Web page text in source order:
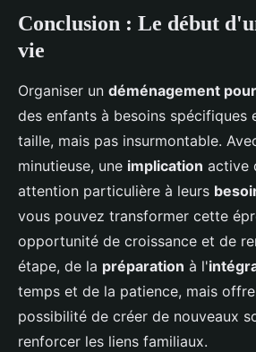
Conclusion : Le début
vie
Organiser un déménagement
des enfants à besoins spécifiques
taille, mais pas insurmontable.
minutieuse, une implication active
attention particulière à leurs
vous pouvez transformer cette
opportunité de croissance et de
étape, de la préparation à l'
temps et de la patience, mais
possibilité de créer de nouveaux
renforcer les liens familiaux.